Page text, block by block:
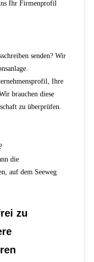
Ihr Firmenprofil
senden? Wir
Ihre
brauchen diese
zu überprüfen.
die
auf dem Seeweg
zu